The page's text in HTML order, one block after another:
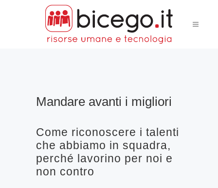
Mandare avanti i migliori
Come riconoscere i talenti
che abbiamo in squadra,
perché lavorino per noi e
non contro